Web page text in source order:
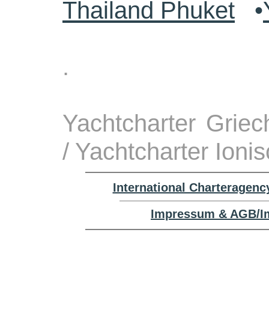
Thailand Phuket •
.
Yachtcharter
/ Yachtcharter
International
Impressum & AGB/